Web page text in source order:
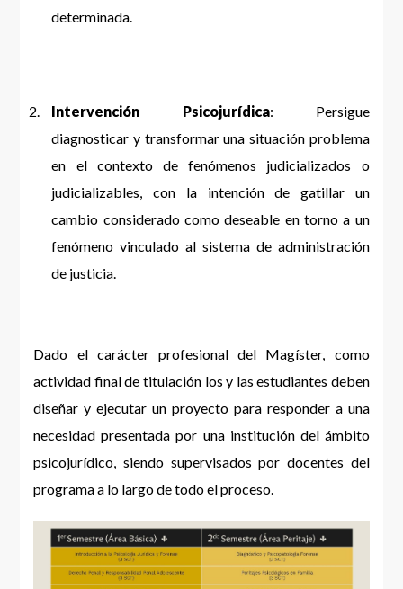
determinada.
Intervención Psicojurídica: Persigue
diagnosticar y transformar una situación problema
en el contexto de fenómenos judicializados o
judicializables, con la intención de gatillar un
cambio considerado como deseable en torno a un
fenómeno vinculado al sistema de administración
de justicia.
Dado el carácter profesional del Magíster, como
actividad final de titulación los y las estudiantes deben
diseñar y ejecutar un proyecto para responder a una
necesidad presentada por una institución del ámbito
psicojurídico, siendo supervisados por docentes del
programa a lo largo de todo el proceso.